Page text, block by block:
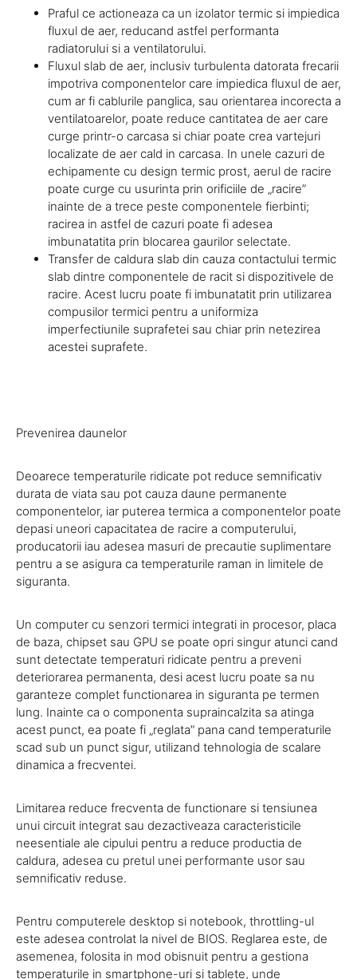
Praful ce actioneaza ca un izolator termic si impiedica
fluxul de aer, reducand astfel performanta
radiatorului si a ventilatorului.
Fluxul slab de aer, inclusiv turbulenta datorata frecarii
impotriva componentelor care impiedica fluxul de aer,
cum ar fi cablurile panglica, sau orientarea incorecta a
ventilatoarelor, poate reduce cantitatea de aer care
curge printr-o carcasa si chiar poate crea vartejuri
localizate de aer cald in carcasa. In unele cazuri de
echipamente cu design termic prost, aerul de racire
poate curge cu usurinta prin orificiile de „racire”
inainte de a trece peste componentele fierbinti;
racirea in astfel de cazuri poate fi adesea
imbunatatita prin blocarea gaurilor selectate.
Transfer de caldura slab din cauza contactului termic
slab dintre componentele de racit si dispozitivele de
racire. Acest lucru poate fi imbunatatit prin utilizarea
compusilor termici pentru a uniformiza
imperfectiunile suprafetei sau chiar prin netezirea
acestei suprafete.
Prevenirea daunelor
Deoarece temperaturile ridicate pot reduce semnificativ
durata de viata sau pot cauza daune permanente
componentelor, iar puterea termica a componentelor poate
depasi uneori capacitatea de racire a computerului,
producatorii iau adesea masuri de precautie suplimentare
pentru a se asigura ca temperaturile raman in limitele de
siguranta.
Un computer cu senzori termici integrati in procesor, placa
de baza, chipset sau GPU se poate opri singur atunci cand
sunt detectate temperaturi ridicate pentru a preveni
deteriorarea permanenta, desi acest lucru poate sa nu
garanteze complet functionarea in siguranta pe termen
lung. Inainte ca o componenta supraincalzita sa atinga
acest punct, ea poate fi „reglata” pana cand temperaturile
scad sub un punct sigur, utilizand tehnologia de scalare
dinamica a frecventei.
Limitarea reduce frecventa de functionare si tensiunea
unui circuit integrat sau dezactiveaza caracteristicile
neesentiale ale cipului pentru a reduce productia de
caldura, adesea cu pretul unei performante usor sau
semnificativ reduse.
Pentru computerele desktop si notebook, throttling-ul
este adesea controlat la nivel de BIOS. Reglarea este, de
asemenea, folosita in mod obisnuit pentru a gestiona
temperaturile in smartphone-uri si tablete, unde